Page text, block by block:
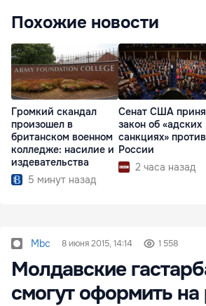
Похожие новости
Громкий скандал
произошел в
британском военном
колледже: насилие и
издевательства
5 минут назад
Сенат США
закон об «адских
санкциях» против
России
2 часа назад
Mbc 8 июня 2015, 14:14 1 558
Молдавские
смогут оформить